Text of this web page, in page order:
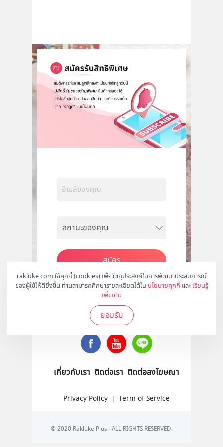
rakluke.com ใช้คุกกี้ (cookies) เพื่อวัตถุประสงค์ในการพัฒนาประสบการณ์
ของผู้ใช้ให้ดียิ่งขึ้น ท่านสามารถศึกษารายละเอียดได้ใน นโยบายคุกกี้ และ เรียนรู้
เพิ่มเติม
ยอมรับ
สมัคร
ติดตามเราได้ที่
เกี่ยวกับเรา ติดต่อเรา ติดต่อลงโฆษณา
Privacy Policy | Term of Service
© 2020 Rakluke Plus - ALL RIGHTS RESERVED.